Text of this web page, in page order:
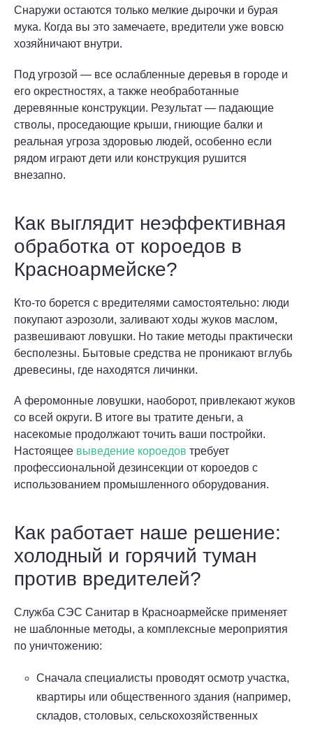
Снаружи остаются только мелкие дырочки и бурая
мука. Когда вы это замечаете, вредители уже вовсю
хозяйничают внутри.
Под угрозой — все ослабленные деревья в городе и
его окрестностях, а также необработанные
деревянные конструкции. Результат — падающие
стволы, проседающие крыши, гниющие балки и
реальная угроза здоровью людей, особенно если
рядом играют дети или конструкция рушится
внезапно.
Как выглядит неэффективная
обработка от короедов в
Красноармейске?
Кто-то борется с вредителями самостоятельно: люди
покупают аэрозоли, заливают ходы жуков маслом,
развешивают ловушки. Но такие методы практически
бесполезны. Бытовые средства не проникают вглубь
древесины, где находятся личинки.
А феромонные ловушки, наоборот, привлекают жуков
со всей округи. В итоге вы тратите деньги, а
насекомые продолжают точить ваши постройки.
Настоящее выведение короедов требует
профессиональной дезинсекции от короедов с
использованием промышленного оборудования.
Как работает наше решение:
холодный и горячий туман
против вредителей?
Служба СЭС Санитар в Красноармейске применяет
не шаблонные методы, а комплексные мероприятия
по уничтожению:
Сначала специалисты проводят осмотр участка,
квартиры или общественного здания (например,
складов, столовых, сельскохозяйственных